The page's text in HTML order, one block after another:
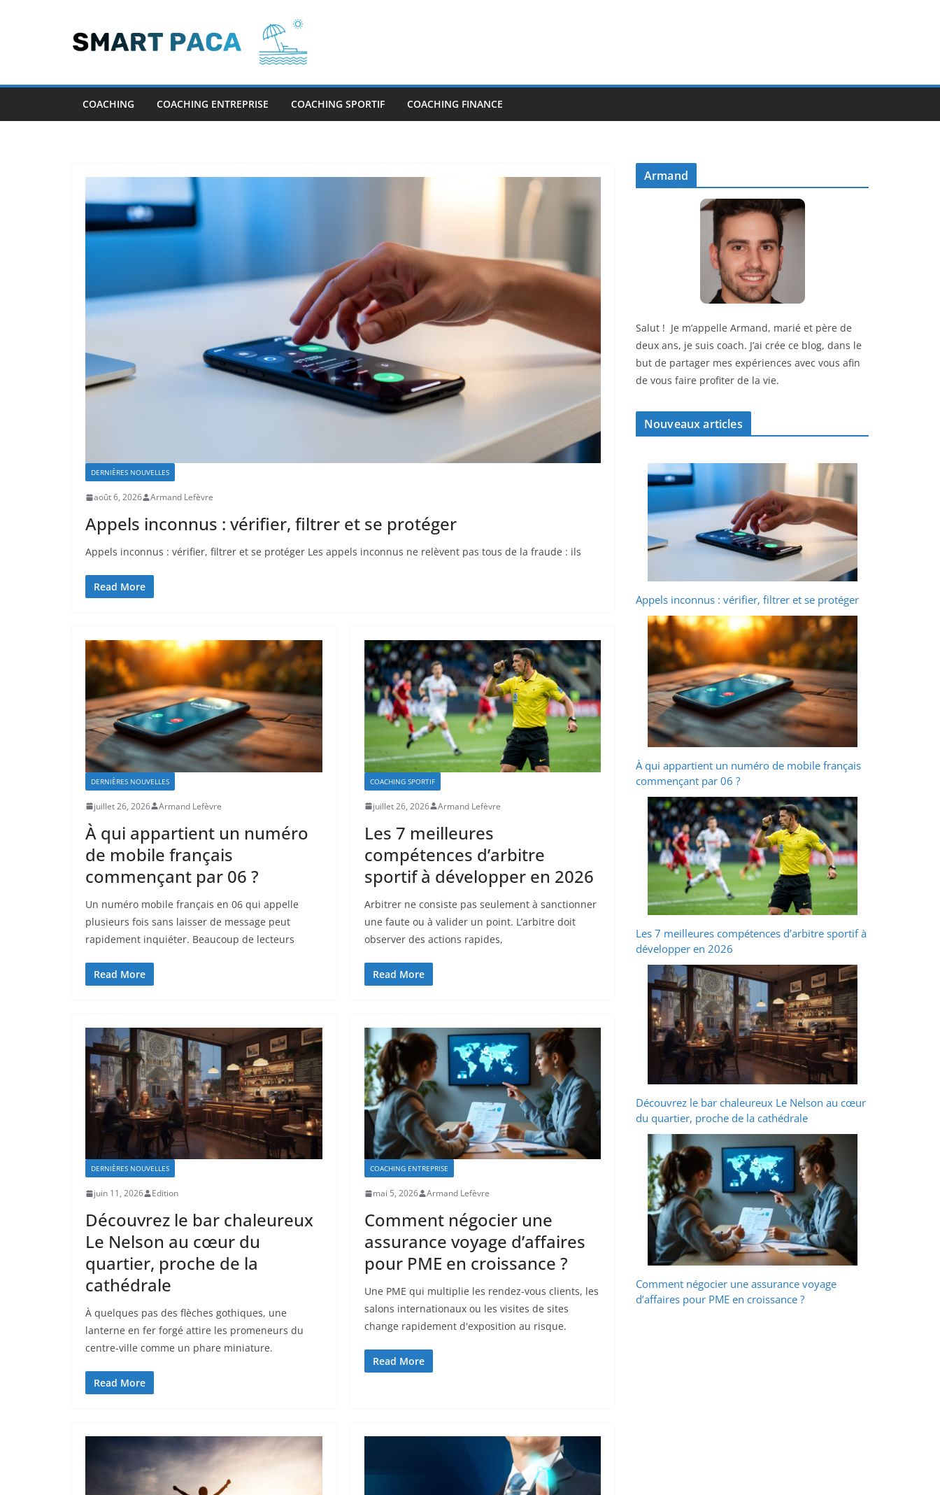
COACHING COACHING ENTREPRISE COACHING SPORTIF COACHING FINANCE
DERNIÈRES NOUVELLES
août 6, 2026 Armand Lefèvre
Appels inconnus : vérifier, filtrer et se protéger
Appels inconnus : vérifier, filtrer et se protéger Les appels inconnus ne relèvent pas tous de la fraude : ils
Read More
DERNIÈRES NOUVELLES
juillet 26, 2026 Armand Lefèvre
À qui appartient un numéro
de mobile français
commençant par 06 ?
Un numéro mobile français en 06 qui appelle
plusieurs fois sans laisser de message peut
rapidement inquiéter. Beaucoup de lecteurs
Read More
COACHING SPORTIF
juillet 26, 2026 Armand Lefèvre
Les 7 meilleures
compétences d’arbitre
sportif à développer en 2026
Arbitrer ne consiste pas seulement à sanctionner
une faute ou à valider un point. L’arbitre doit
observer des actions rapides,
Read More
DERNIÈRES NOUVELLES
juin 11, 2026 Edition
Découvrez le bar chaleureux
Le Nelson au cœur du
quartier, proche de la
cathédrale
À quelques pas des flèches gothiques, une
lanterne en fer forgé attire les promeneurs du
centre-ville comme un phare miniature.
Read More
COACHING ENTREPRISE
mai 5, 2026 Armand Lefèvre
Comment négocier une
assurance voyage d’affaires
pour PME en croissance ?
Une PME qui multiplie les rendez-vous clients, les
salons internationaux ou les visites de sites
change rapidement d'exposition au risque.
Read More
Armand
Salut ! Je m’appelle Armand, marié et père de
deux ans, je suis coach. J’ai crée ce blog, dans le
but de partager mes expériences avec vous afin
de vous faire profiter de la vie.
Nouveaux articles
Appels inconnus : vérifier, filtrer et se protéger
À qui appartient un numéro de mobile français
commençant par 06 ?
Les 7 meilleures compétences d’arbitre sportif à
développer en 2026
Découvrez le bar chaleureux Le Nelson au cœur
du quartier, proche de la cathédrale
Comment négocier une assurance voyage
d’affaires pour PME en croissance ?